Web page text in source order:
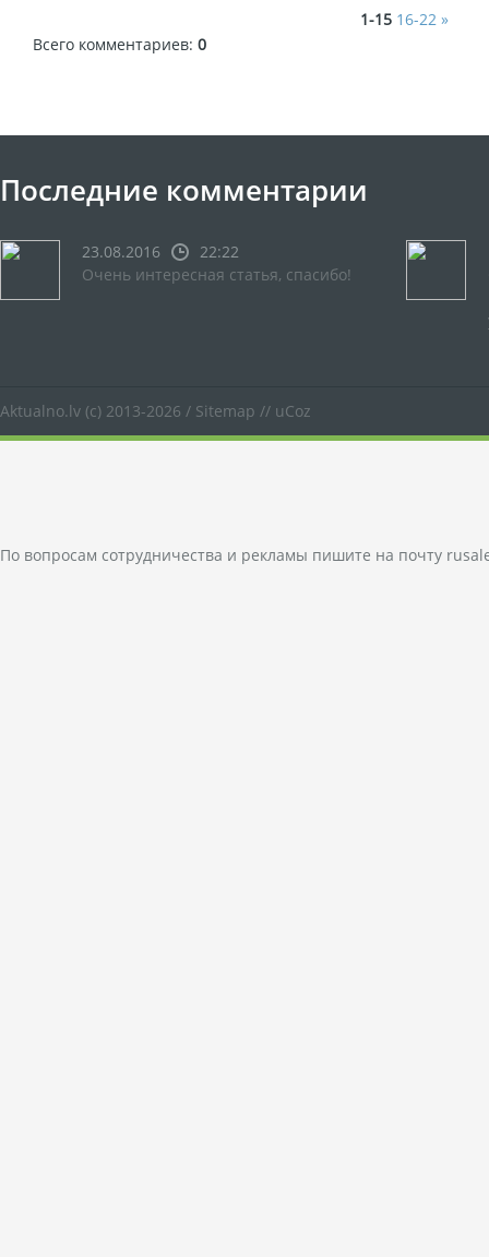
1-15 16-22 »
Всего комментариев: 0
Последние комментарии
23.08.2016
22:22
Очень интересная статья, спасибо!
Aktualno.lv (c) 2013-2026 / Sitemap // uCoz
По вопросам сотрудничества и рекламы пишите на почту